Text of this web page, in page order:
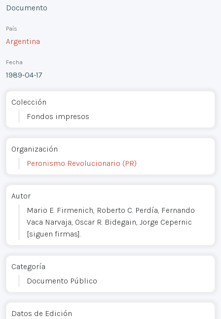
Documento
País
Argentina
Fecha
1989-04-17
Colección
Fondos impresos
Organización
Peronismo Revolucionario (PR)
Autor
Mario E. Firmenich, Roberto C. Perdía, Fernando
Vaca Narvaja, Oscar R. Bidegain, Jorge Cepernic
[siguen firmas].
Categoría
Documento Público
Datos de Edición